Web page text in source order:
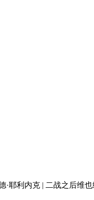
·耶利内克 | 二战之后维